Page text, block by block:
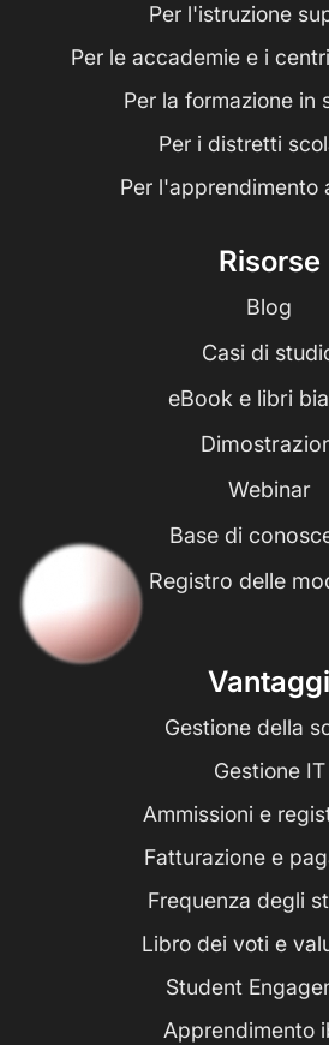
Per l'istruzione
Per le accademie e i
Per la formazione in
Per i distretti
Per l'apprendimento
Risorse
Blog
Casi di
eBook e libri
Webinar
Base di
Registro delle
Vantaggi
Gestione della
Gestione IT
Ammissioni e
Fatturazione e
Frequenza degli
Libro dei voti e
Student
Apprendimento